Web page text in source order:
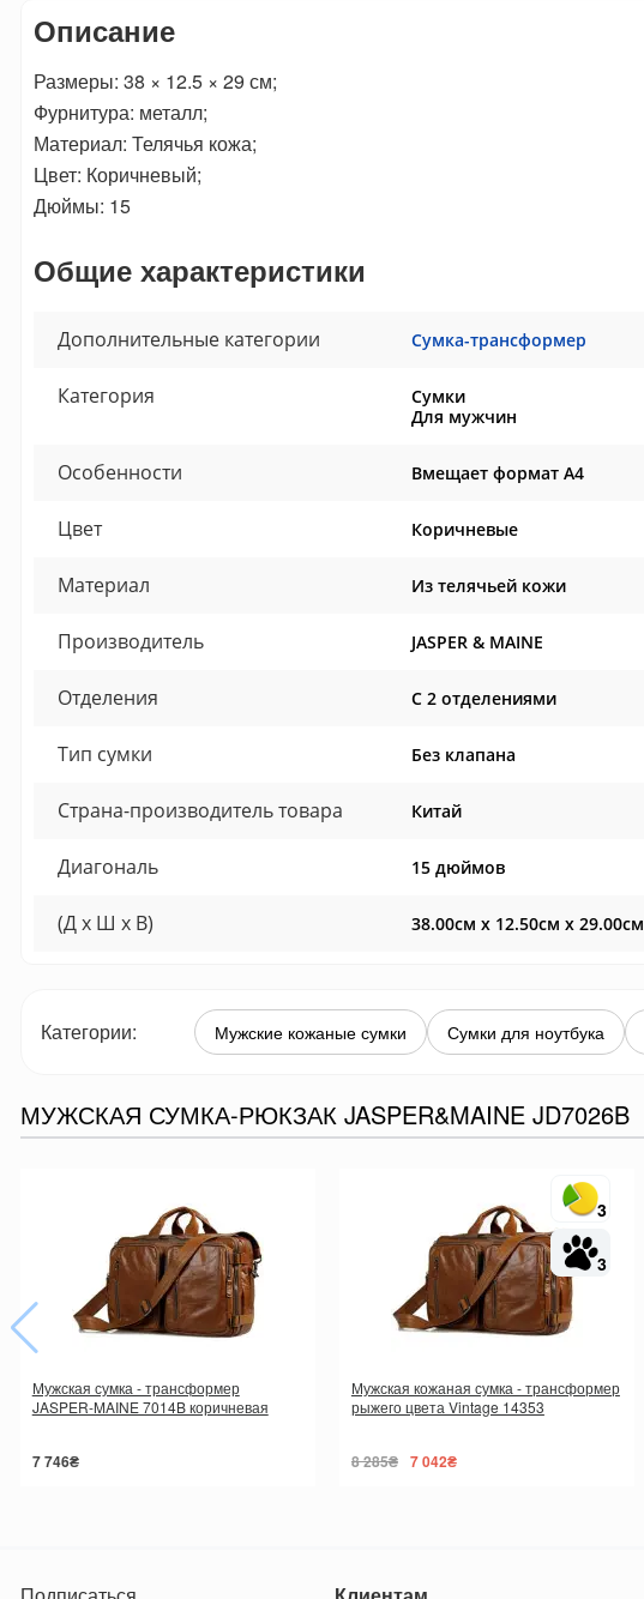
Описание
Размеры: 38 × 12.5 × 29 см;
Фурнитура: металл;
Материал: Телячья кожа;
Цвет: Коричневый;
Дюймы: 15
Общие характеристики
Дополнительные категории Сумка-трансформер
Категория
Сумки
Для мужчин
Особенности Вмещает формат А4
Цвет Коричневые
Материал Из телячьей кожи
Производитель JASPER & MAINE
Отделения С 2 отделениями
Тип сумки Без клапана
Страна-производитель товара Китай
Диагональ 15 дюймов
(Д x Ш x В) 38.00см x 12.50см x 29.00см
Категории: Мужские кожаные сумки Сумки для ноутбука
МУЖСКАЯ СУМКА-РЮКЗАК JASPER&MAINE JD7026B
Мужская сумка - трансформер
JASPER-MAINE 7014B коричневая
7 746₴
3
3
Мужская кожаная сумка - трансформер
рыжего цвета Vintage 14353
8 285₴ 7 042₴